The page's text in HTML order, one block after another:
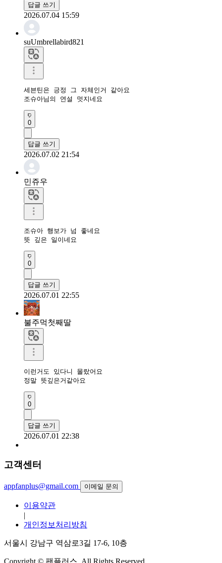
답글 쓰기
2026.07.04 15:59
suUmbrellabird821
세븐틴은 긍정 그 자체인거 같아요
조슈아님의 연설 멋지네요
0
답글 쓰기
2026.07.02 21:54
민쥬우
조슈아 행보가 넘 좋네요
뜻 깊은 일이네요
0
답글 쓰기
2026.07.01 22:55
불주먹첫째딸
이런거도 있다니 몰랐어요
정말 뜻깊은거같아요
0
답글 쓰기
2026.07.01 22:38
고객센터
appfanplus@gmail.com 이메일 문의
이용약관
|
개인정보처리방침
서울시 강남구 역삼로3길 17-6, 10층
Copyright © 팬플러스. All Rights Reserved.